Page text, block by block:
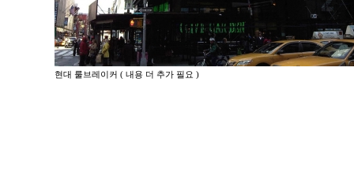
현대 룰브레이커 ( 내용 더 추가 필요 )